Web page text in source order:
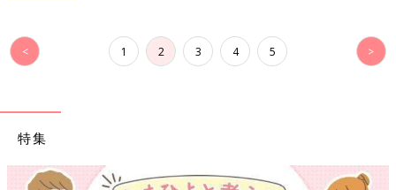
< 1 2 3 4 5 >
特集